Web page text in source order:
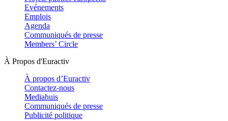
Evénements
Emplois
Agenda
Communiqués de presse
Members’ Circle
À Propos d'Euractiv
À propos d’Euractiv
Contactez-nous
Mediahuis
Communiqués de presse
Publicité politique